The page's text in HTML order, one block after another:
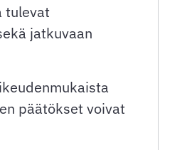
tulevat
jatkuvaan
päätökset voivat